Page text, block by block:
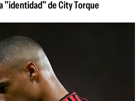
"identidad" de City Torque